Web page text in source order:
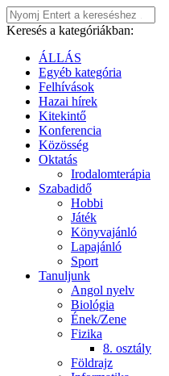
Keresés a kategóriákban:
ÁLLÁS
Egyéb kategória
Felhívások
Hazai hírek
Kitekintő
Konferencia
Közösség
Oktatás
Irodalomterápia
Szabadidő
Hobbi
Játék
Könyvajánló
Lapajánló
Sport
Tanuljunk
Angol nyelv
Biológia
Ének/Zene
Fizika
8. osztály
Földrajz